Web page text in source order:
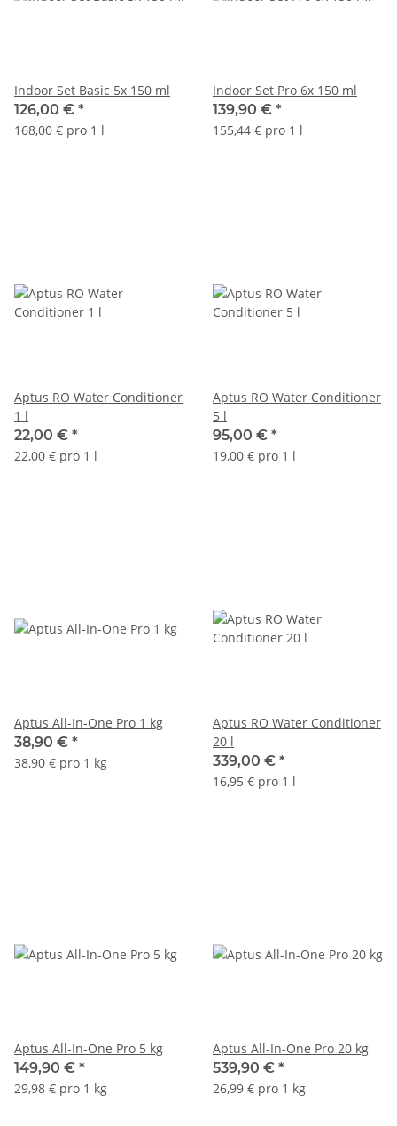
Indoor Set Basic 5x 150 ml
126,00 € *
168,00 € pro 1 l
Indoor Set Pro 6x 150 ml
139,90 € *
155,44 € pro 1 l
Aptus RO Water Conditioner
1 l
22,00 € *
22,00 € pro 1 l
Aptus RO Water Conditioner
5 l
95,00 € *
19,00 € pro 1 l
Aptus All-In-One Pro 1 kg
38,90 € *
38,90 € pro 1 kg
Aptus RO Water Conditioner
20 l
339,00 € *
16,95 € pro 1 l
Aptus All-In-One Pro 5 kg
149,90 € *
29,98 € pro 1 kg
Aptus All-In-One Pro 20 kg
539,90 € *
26,99 € pro 1 kg